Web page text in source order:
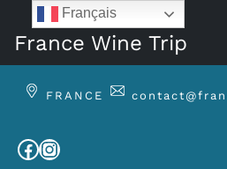
France Wine Trip
FRANCE
Facebook
Instagram
Français